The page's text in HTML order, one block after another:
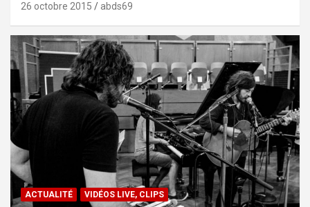
26 octobre 2015 abds69
ACTUALITÉ VIDÉOS LIVE, CLIPS